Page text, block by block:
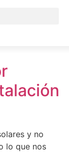
y no
lo que nos